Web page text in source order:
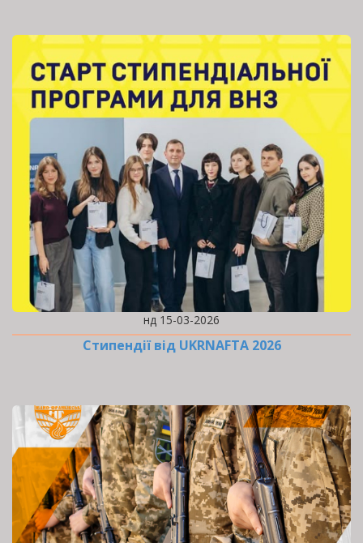
нд 15-03-2026
Стипендії від UKRNAFTA 2026